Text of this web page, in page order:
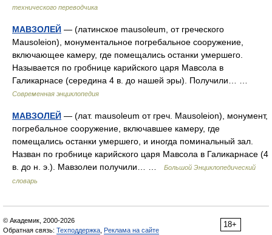
технического переводчика
МАВЗОЛЕЙ — (латинское mausoleum, от греческого
Mausoleion), монументальное погребальное сооружение,
включающее камеру, где помещались останки умершего.
Называется по гробнице карийского царя Мавсола в
Галикарнасе (середина 4 в. до нашей эры). Получили… …
Современная энциклопедия
МАВЗОЛЕЙ — (лат. mausoleum от греч. Mausoleion), монумент,
погребальное сооружение, включавшее камеру, где
помещались останки умершего, и иногда поминальный зал.
Назван по гробнице карийского царя Мавсола в Галикарнасе (4
в. до н. э.). Мавзолеи получили… …
Большой Энциклопедический
словарь
18+
© Академик, 2000-2026
Обратная связь: Техподдержка Реклама на сайте